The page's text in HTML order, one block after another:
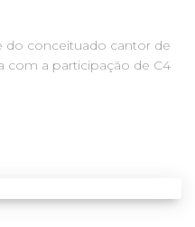
do conceituado cantor de
com a participação de C4